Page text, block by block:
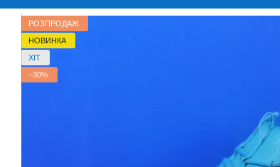
РОЗПРОДАЖ
НОВИНКА
ХІТ
−30%